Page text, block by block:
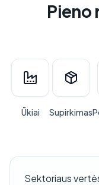
Pieno
Ūkiai Supirkimas
Sektoriaus